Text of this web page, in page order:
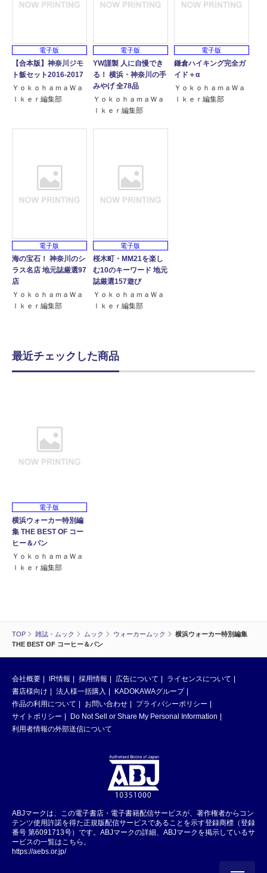
TOP 雑誌・ムック ムック ウォーカームック
横浜ウォーカー特別編集
THE BEST OF コーヒー＆パン
電子版
【合本版】神奈川ジモ
ト飯セット2016‐2017
ＹｏｋｏｈａｍａＷａ
ｌｋｅｒ編集部
電子版
YW謹製 人に自慢でき
る！ 横浜・神奈川の手
みやげ 全78品
ＹｏｋｏｈａｍａＷａ
ｌｋｅｒ編集部
電子版
鎌倉ハイキング完全ガ
イド＋α
ＹｏｋｏｈａｍａＷａ
ｌｋｅｒ編集部
電子版
海の宝石！ 神奈川のシ
ラス名店 地元誌厳選97
店
ＹｏｋｏｈａｍａＷａ
ｌｋｅｒ編集部
電子版
桜木町・MM21を楽し
む10のキーワード 地元
誌厳選157遊び
ＹｏｋｏｈａｍａＷａ
ｌｋｅｒ編集部
最近チェックした商品
電子版
横浜ウォーカー特別編
集 THE BEST OF コー
ヒー＆パン
ＹｏｋｏｈａｍａＷａ
ｌｋｅｒ編集部
会社概要 IR情報 採用情報 広告について
ライセンスについて
書店様向け
法人様一括購入
KADOKAWAグループ
作品の利用について
お問い合わせ
プライバシーポリシー
サイトポリシー
Do Not Sell or Share My Personal Information
利用者情報の外部送信について
ABJマークは、この電子書店・電子書籍配信サービスが、著作権者からコン
テンツ使用許諾を得た正規版配信サービスであることを示す登録商標（登録
番号 第6091713号）です。ABJマークの詳細、ABJマークを掲示しているサ
ービスの一覧はこちら。
https://aebs.or.jp/